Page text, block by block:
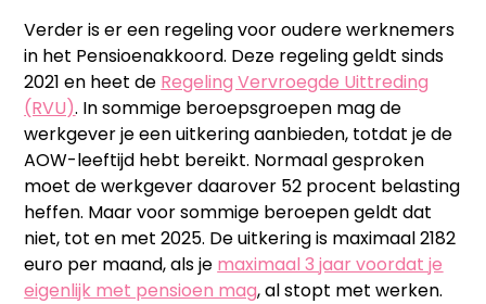
Verder is er een regeling voor oudere werknemers
in het Pensioenakkoord. Deze regeling geldt sinds
2021 en heet de Regeling Vervroegde Uittreding
(RVU). In sommige beroepsgroepen mag de
werkgever je een uitkering aanbieden, totdat je de
AOW-leeftijd hebt bereikt. Normaal gesproken
moet de werkgever daarover 52 procent belasting
heffen. Maar voor sommige beroepen geldt dat
niet, tot en met 2025. De uitkering is maximaal 2182
euro per maand, als je maximaal 3 jaar voordat je
eigenlijk met pensioen mag, al stopt met werken.